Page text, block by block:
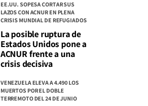
EE.UU. SOPESA CORTAR SUS
LAZOS CON ACNUR EN PLENA
CRISIS MUNDIAL DE REFUGIADOS
La posible ruptura de
Estados Unidos pone a
ACNUR frente a una
crisis decisiva
VENEZUELA ELEVA A 4.490 LOS
MUERTOS POR EL DOBLE
TERREMOTO DEL 24 DE JUNIO